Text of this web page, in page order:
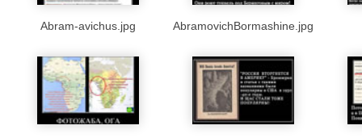
Abram-avichus.jpg AbramovichBormashine.jpg